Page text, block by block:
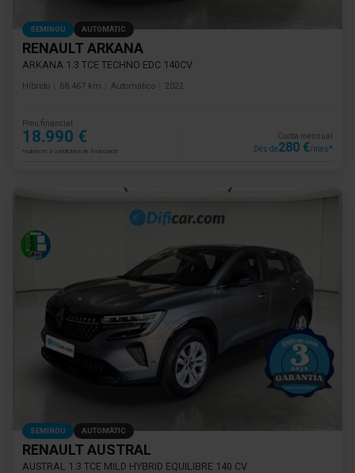
SEMINOU AUTOMÀTIC
RENAULT ARKANA
ARKANA 1.3 TCE TECHNO EDC 140CV
Híbrido 68.467 km Automático 2022
Preu financiat
18.990 €
*subjecte a condicions de financiació
Cuota mensual
Des de280 €/mes*
SEMINOU AUTOMÀTIC
RENAULT AUSTRAL
AUSTRAL 1.3 TCE MILD HYBRID EQUILIBRE 140 CV